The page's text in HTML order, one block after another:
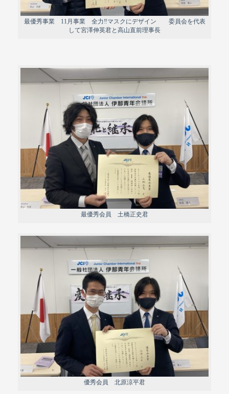
最優秀事業 11月事業 全力‼︎マスクにデザイン 委員会を代表
して宮澤伸英君と高山直前理事長
最優秀会員 土橋正史君
優秀会員 北原涼平君